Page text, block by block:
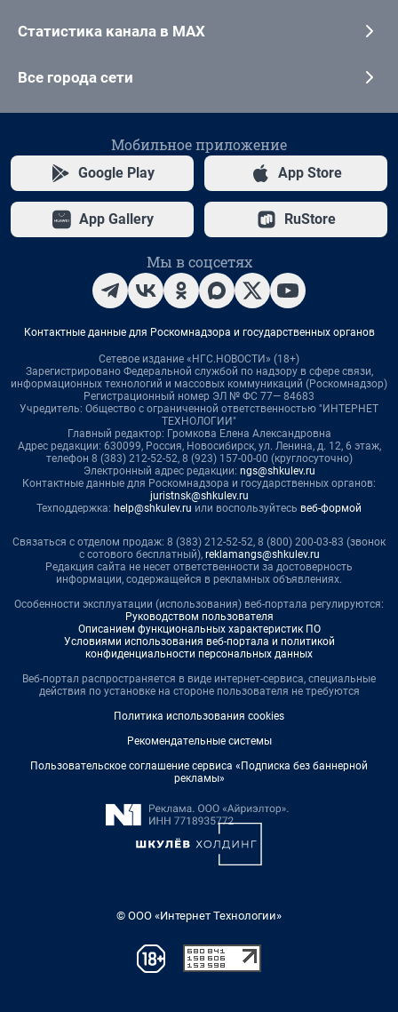
Статистика канала в MAX
Все города сети
Мобильное приложение
Google Play App Store
App Gallery RuStore
Мы в соцсетях
Контактные данные для Роскомнадзора и государственных органов
Сетевое издание «НГС.НОВОСТИ» (18+)
Зарегистрировано Федеральной службой по надзору в сфере связи,
информационных технологий и массовых коммуникаций (Роскомнадзор)
Регистрационный номер ЭЛ № ФС 77— 84683
Учредитель: Общество с ограниченной ответственностью "ИНТЕРНЕТ
ТЕХНОЛОГИИ"
Главный редактор: Громкова Елена Александровна
Адрес редакции: 630099, Россия, Новосибирск, ул. Ленина, д. 12, 6 этаж,
телефон 8 (383) 212-52-52, 8 (923) 157-00-00 (круглосуточно)
Электронный адрес редакции: ngs@shkulev.ru
Контактные данные для Роскомнадзора и государственных органов:
juristnsk@shkulev.ru
Техподдержка: help@shkulev.ru или воспользуйтесь веб-формой
Связаться с отделом продаж: 8 (383) 212-52-52, 8 (800) 200-03-83 (звонок
с сотового бесплатный), reklamangs@shkulev.ru
Редакция сайта не несет ответственности за достоверность
информации, содержащейся в рекламных объявлениях.
Особенности эксплуатации (использования) веб-портала регулируются:
Руководством пользователя
Описанием функциональных характеристик ПО
Условиями использования веб-портала и политикой
конфиденциальности персональных данных
Веб-портал распространяется в виде интернет-сервиса, специальные
действия по установке на стороне пользователя не требуются
Политика использования cookies
Рекомендательные системы
Пользовательское соглашение сервиса «Подписка без баннерной
рекламы»
© ООО «Интернет Технологии»